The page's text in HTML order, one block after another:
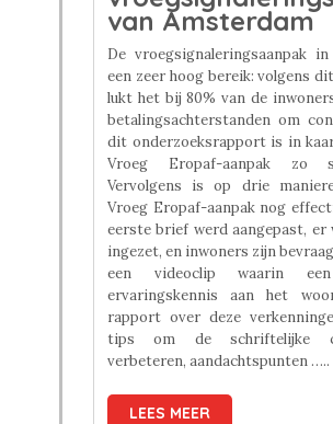
van Amsterdam
De vroegsignaleringsaanpak
een zeer hoog bereik: volgens
lukt het bij 80% van de
betalingsachterstanden om
dit onderzoeksrapport is in
Vroeg Eropaf-aanpak zo
Vervolgens is op drie
Vroeg Eropaf-aanpak nog
eerste brief werd aangepast, er
ingezet, en inwoners zijn
een videoclip waarin
ervaringskennis aan het
rapport over deze
tips om de schriftelijke
verbeteren, aandachtspunten …..
LEES MEER